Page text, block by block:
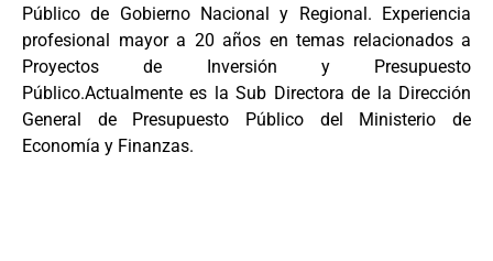
Público de Gobierno Nacional y Regional. Experiencia
profesional mayor a 20 años en temas relacionados a
Proyectos de Inversión y Presupuesto
Público.Actualmente es la Sub Directora de la Dirección
General de Presupuesto Público del Ministerio de
Economía y Finanzas.